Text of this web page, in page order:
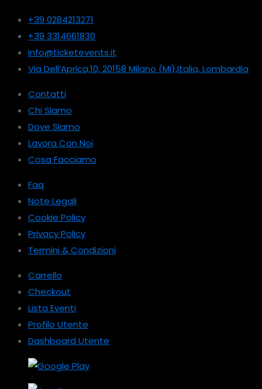
+39 0284213271
+39 3314661830
info@ticketevents.it
Via Dell’Aprica,10, 20158 Milano (MI),Italia, Lombardia
Contatti
Chi Siamo
Dove Siamo
Lavora Con Noi
Cosa Facciamo
Faq
Note Legali
Cookie Policy
Privacy Policy
Termini & Condizioni
Carrello
Checkout
Lista Eventi
Profilo Utente
Dashboard Utente